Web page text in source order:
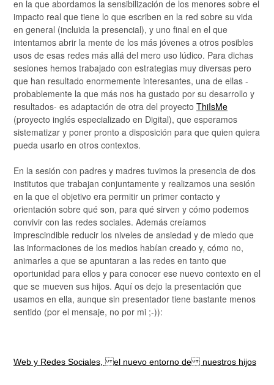
en la que abordamos la sensibilización de los menores sobre el
impacto real que tiene lo que escriben en la red sobre su vida
en general (incluida la presencial), y uno final en el que
intentamos abrir la mente de los más jóvenes a otros posibles
usos de esas redes más allá del mero uso lúdico. Para dichas
sesiones hemos trabajado con estrategias muy diversas pero
que han resultado enormemente interesantes, una de ellas -
probablemente la que más nos ha gustado por su desarrollo y
resultados- es adaptación de otra del proyecto ThiIsMe
(proyecto inglés especializado en Digital), que esperamos
sistematizar y poner pronto a disposición para que quien quiera
pueda usarlo en otros contextos.
En la sesión con padres y madres tuvimos la presencia de dos
institutos que trabajan conjuntamente y realizamos una sesión
en la que el objetivo era permitir un primer contacto y
orientación sobre qué son, para qué sirven y cómo podemos
convivir con las redes sociales. Además creíamos
imprescindible reducir los niveles de ansiedad y de miedo que
las informaciones de los medios habían creado y, cómo no,
animarles a que se apuntaran a las redes en tanto que
oportunidad para ellos y para conocer ese nuevo contexto en el
que se mueven sus hijos. Aquí os dejo la presentación que
usamos en ella, aunque sin presentador tiene bastante menos
sentido (por el mensaje, no por mi ;-)):
Web y Redes Sociales, el nuevo entorno de nuestros hijos